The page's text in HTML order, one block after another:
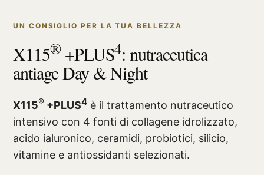
UN CONSIGLIO PER LA TUA BELLEZZA
X115®+PLUS4: nutraceutica
antiage Day & Night
X115® +PLUS4 è il trattamento nutraceutico
intensivo con 4 fonti di collagene idrolizzato,
acido ialuronico, ceramidi, probiotici, silicio,
vitamine e antiossidanti selezionati.